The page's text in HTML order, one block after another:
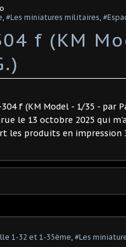
, #Les miniatures militaires,
f (KM
f (KM Model - 1/35 - par
le 13 octobre 2025 qui
les produits en impression
1-32 et 1-35ème, #Les